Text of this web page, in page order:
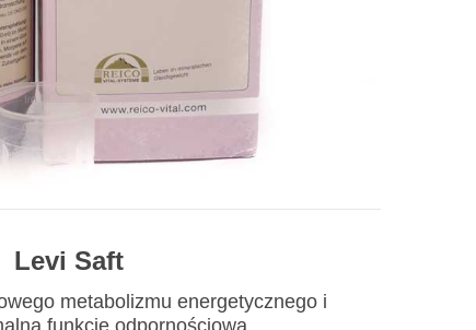
Levi Saft
metabolizmu energetycznego i